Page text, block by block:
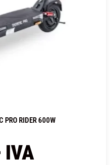
PRO RIDER 600W
IVA